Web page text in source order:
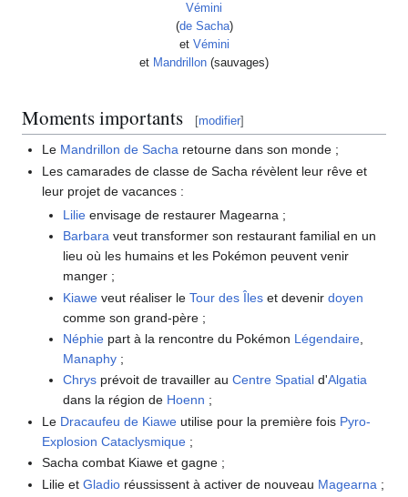
Vémini
(de Sacha)
et Vémini
et Mandrillon (sauvages)
Moments importants [modifier]
Le Mandrillon de Sacha retourne dans son monde ;
Les camarades de classe de Sacha révèlent leur rêve et
leur projet de vacances :
Lilieenvisage de restaurer Magearna ;
Barbaraveut transformer son restaurant familial en un
lieu où les humains et les Pokémon peuvent venir
manger ;
Kiaweveut réaliser le Tour des Îleset devenir doyen
comme son grand-père ;
Néphiepart à la rencontre du Pokémon Légendaire,
Manaphy ;
Chrysprévoit de travailler au Centre Spatiald'Algatia
dans la région de Hoenn ;
Le Dracaufeu de Kiawe utilise pour la première fois Pyro-
Explosion Cataclysmique ;
Sacha combat Kiawe et gagne ;
Lilie etGladio réussissent à activer de nouveau Magearna ;